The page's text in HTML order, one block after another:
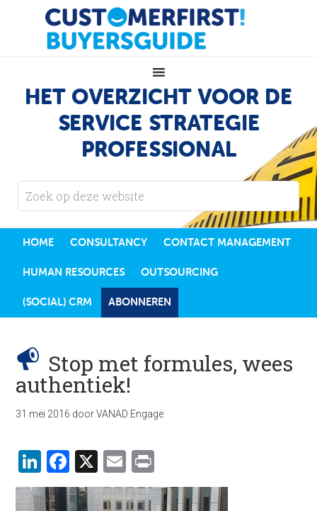
HET OVERZICHT VOOR DE
SERVICE STRATEGIE
PROFESSIONAL
HOME CONSULTANCY CONTACT MANAGEMENT
HUMAN RESOURCES OUTSOURCING
(SOCIAL) CRM ABONNEREN
Stop met formules, wees
authentiek!
31 mei 2016 doorVANAD Engage
LinkedIn
Facebook
X Email